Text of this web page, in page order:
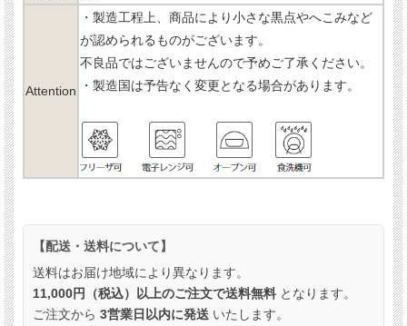
Attention
・製造工程上、商品により小さな黒点やへこみなど
が認められるものがございます。
不良品ではございませんので予めご了承ください。
・製造国は予告なく変更となる場合があります。
【配送・送料について】
送料はお届け地域により異なります。
11,000円（税込）以上のご注文で送料無料 となります。
ご注文から 3営業日以内に発送 いたします。